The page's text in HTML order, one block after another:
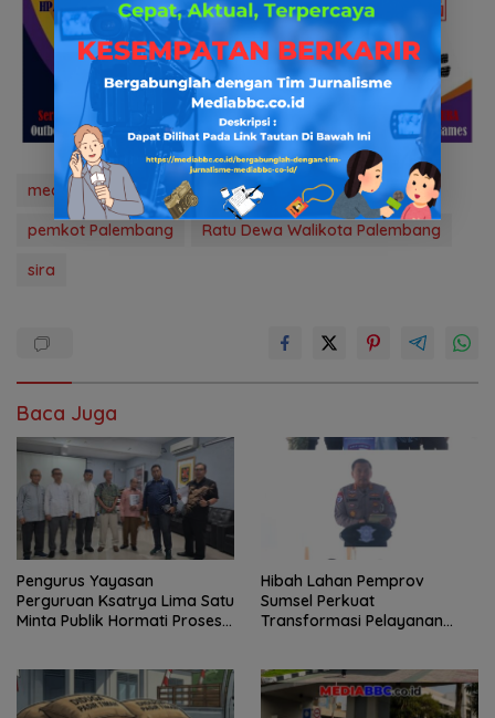
media bbc.co.id news
pemerintahan
pemkot Palembang
Ratu Dewa Walikota Palembang
sira
Baca Juga
Pengurus Yayasan
Perguruan Ksatrya Lima Satu
Minta Publik Hormati Proses
Hibah Lahan Pemprov
Sumsel Perkuat
Transformasi Pelayanan